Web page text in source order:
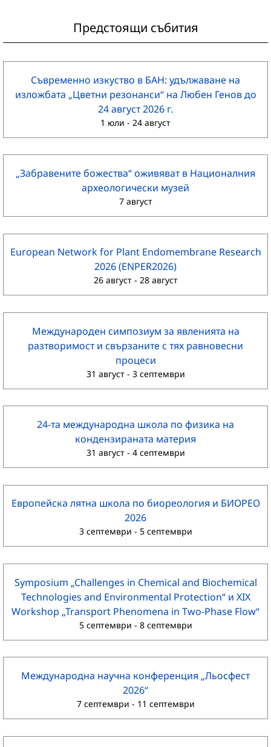
Предстоящи събития
Съвременно изкуство в БАН: удължаване на
изложбата „Цветни резонанси“ на Любен Генов до
24 август 2026 г.
1 юли - 24 август
„Забравените божества“ оживяват в Националния
археологически музей
7 август
European Network for Plant Endomembrane Research
2026 (ENPER2026)
26 август- 28 август
Международен симпозиум за явленията на
разтворимост и свързаните с тях равновесни
процеси
31 август- 3 септември
24-та международна школа по физика на
кондензираната материя
31 август- 4 септември
Европейска лятна школа по биореология и БИОРЕО
2026
3 септември - 5 септември
Symposium „Challenges in Chemical and Biochemical
Technologies and Environmental Protection“ и XIX
Workshop „Transport Phenomena in Two-Phase Flow“
5 септември - 8 септември
Международна научна конференция „Льосфест
2026“
7 септември - 11 септември